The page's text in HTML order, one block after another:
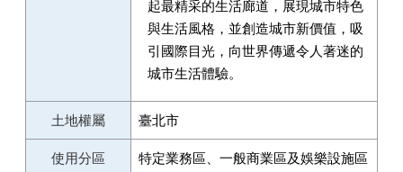
起最精采的生活廊道，展現城市特色
與生活風格，並創造城市新價值，吸
引國際目光，向世界傳遞令人著迷的
城市生活體驗。
土地權屬 臺北市
使用分區 特定業務區、一般商業區及娛樂設施區